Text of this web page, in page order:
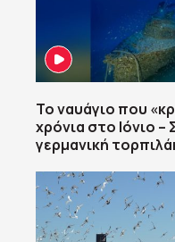
Το ναυάγιο που
χρόνια στο Ιόνιο –
γερμανική